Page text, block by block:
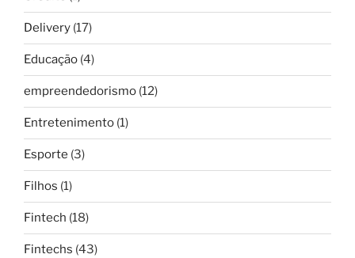
Delivery (17)
Educação (4)
empreendedorismo (12)
Entretenimento (1)
Esporte (3)
Filhos (1)
Fintech (18)
Fintechs (43)